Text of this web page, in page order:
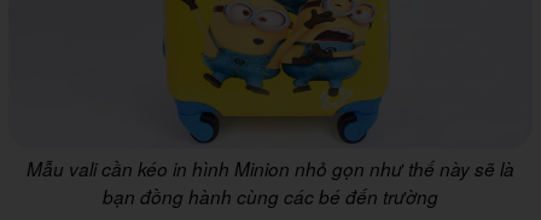
Mẫu vali cần kéo in hình Minion nhỏ gọn như thế này sẽ là
bạn đồng hành cùng các bé đến trường